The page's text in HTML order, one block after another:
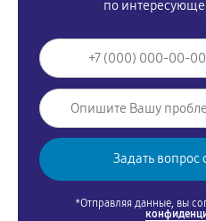
по
*Отправляя данные, вы